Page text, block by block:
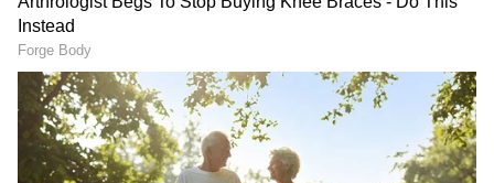
Related Articles
IPL 2026 Records: ఐపీఎల్ 2026లో రికార్డుల